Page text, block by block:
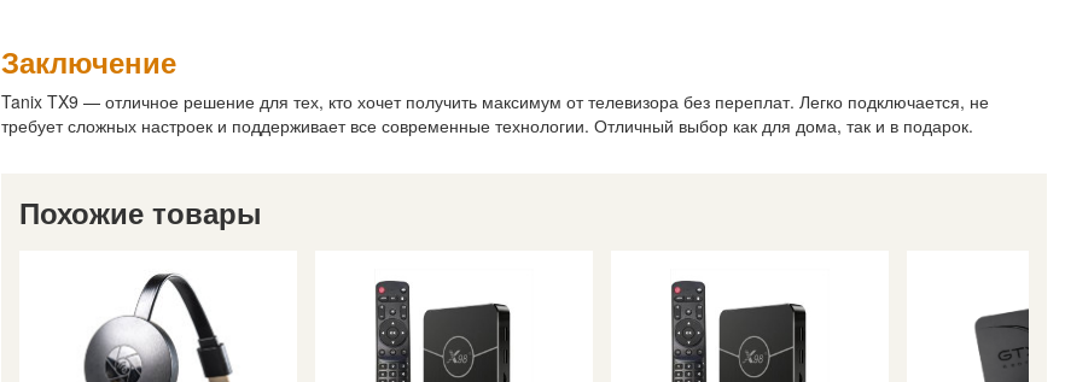
Заключение
Tanix TX9 — отличное решение для тех, кто хочет получить максимум от телевизора без переплат. Легко подключается, не
требует сложных настроек и поддерживает все современные технологии. Отличный выбор как для дома, так и в подарок.
Похожие товары